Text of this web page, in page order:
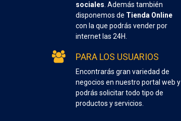
sociales . Además también
disponemos de Tienda Online
con la que podrás vender por
internet las 24H.
PARA LOS USUARIOS
Encontrarás gran variedad de
negocios en nuestro portal web y
podrás solicitar todo tipo de
productos y servicios.